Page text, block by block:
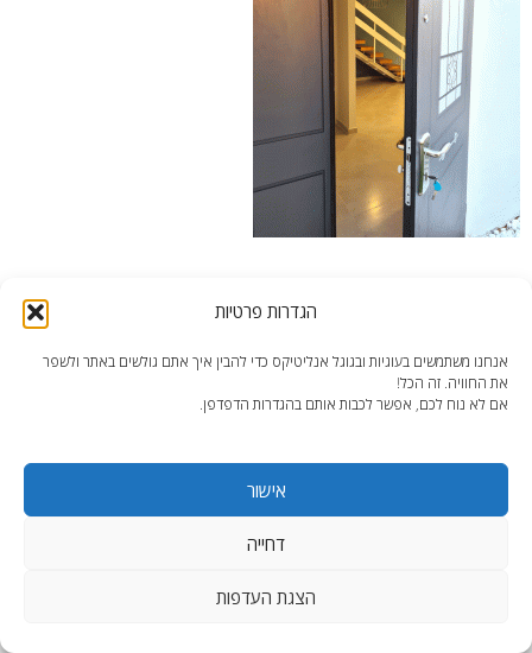
הגדרות פרטיות
אנחנו משתמשים בעוגיות ובגוגל אנליטיקס כדי להבין איך אתם גולשים באתר ולשפר
את החוויה. זה הכל!
אם לא נוח לכם, אפשר לכבות אותם בהגדרות הדפדפן.
אישור
דחייה
הצגת העדפות
WordPress Theme: AccessPress Lite